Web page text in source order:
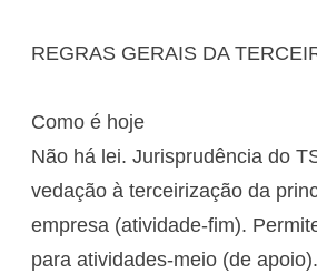
REGRAS GERAIS DA
Como é hoje
Não há lei. Jurisprudência do
vedação à terceirização da
empresa (atividade-fim).
para atividades-meio (de apoio).